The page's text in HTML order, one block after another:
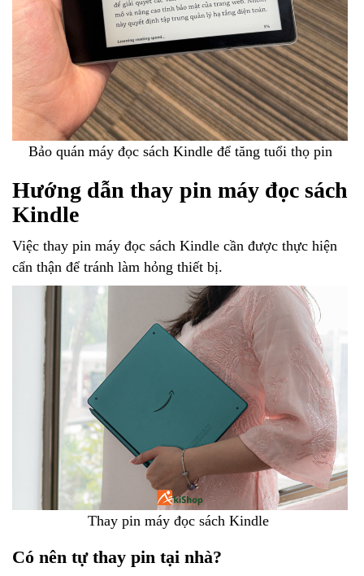
Bảo quán máy đọc sách Kindle để tăng tuổi thọ pin
Hướng dẫn thay pin máy đọc sách
Kindle
Việc thay pin máy đọc sách Kindle cần được thực hiện
cẩn thận để tránh làm hỏng thiết bị.
Thay pin máy đọc sách Kindle
Có nên tự thay pin tại nhà?